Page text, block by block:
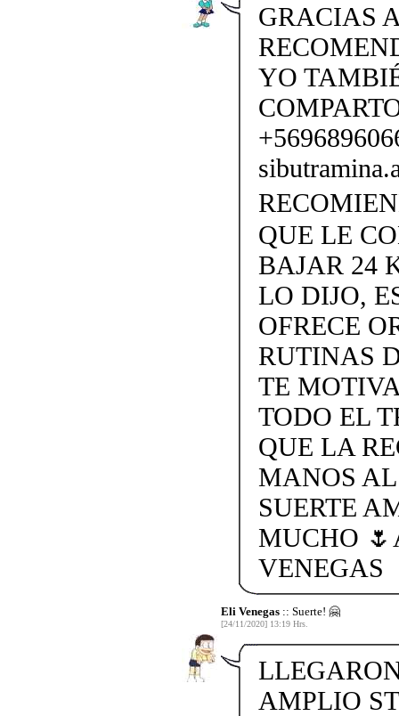
GRACIAS
YO
QUE LE
BAJAR 24
LO DIJO,
OFRECE
RUTINAS
TE
TODO EL
QUE LA
MANOS
SUERTE
MUCHO
VENEGAS
Eli Venegas :: Suerte! 🤗
[24/11/2020] 13:19 Hrs.
AMPLIO